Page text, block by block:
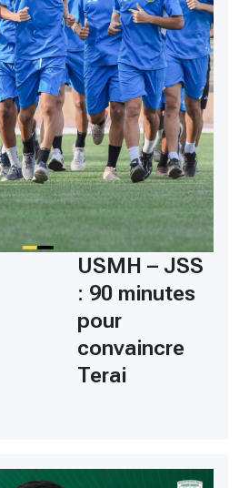
USMH – JSS
: 90 minutes
pour
convaincre
Terai